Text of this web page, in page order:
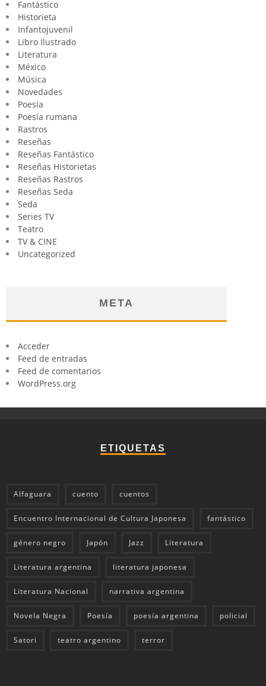
Fantástico
Historieta
Infantojuvenil
Libro Ilustrado
Literatura
México
Música
Novedades
Poesia
Poesía rumana
Rastros
Reseñas
Reseñas Fantástico
Reseñas Historietas
Reseñas Rastros
Reseñas Seda
Seda
Series TV
Teatro
TV & CINE
Uncategorized
META
Acceder
Feed de entradas
Feed de comentarios
WordPress.org
ETIQUETAS
Alfaguara cuento cuentos
Encuentro Internacional de Cultura Japonesa fantástico
género negro Japón Jazz Literatura
Literatura argentina literatura japonesa
Literatura Nacional narrativa argentina
Novela Negra Poesía poesía argentina policial
Satori teatro argentino terror